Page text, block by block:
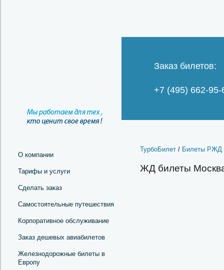
Заказ билетов:
+7 (495) 662-95-
О компании
Тарифы и услуги
Сделать заказ
Самостоятельные путешествия
Корпоративное обслуживание
Заказ дешевых авиабилетов
Железнодорожные билеты в
Европу
ТурбоБилет / Билеты РЖД
ЖД билеты